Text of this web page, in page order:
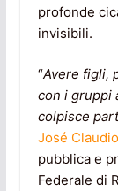
profonde
invisibili.
“Avere figli,
con i gruppi
colpisce
José
pubblica e
Federale di